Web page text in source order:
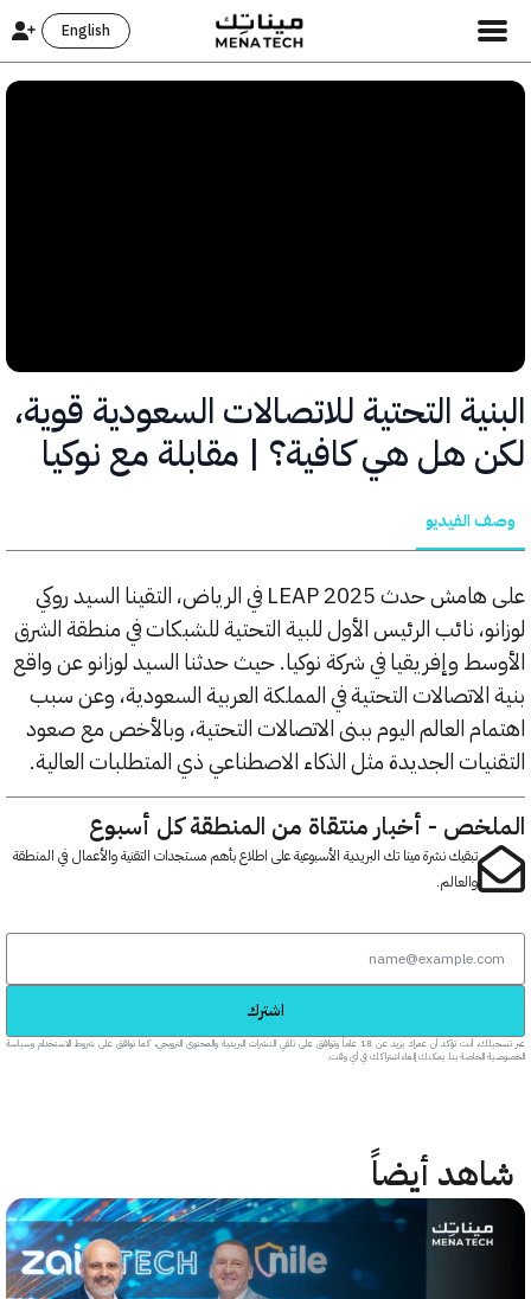
English
التحتية للاتصالات السعودية قوية،
هل هي كافية؟ | مقابلة مع نوكيا
على هامش حدث LEAP 2025 في الرياض، التقينا السيد روكي
نائب الرئيس الأول للبية التحتية للشبكات في منطقة الشرق
وإفريقيا في شركة نوكيا. حيث حدثنا السيد لوزانو عن واقع
التحتية في المملكة العربية السعودية، وعن سبب
العالم اليوم ببنى الاتصالات التحتية، وبالأخص مع صعود
الجديدة مثل الذكاء الاصطناعي ذي المتطلبات العالية.
- أخبار منتقاة من المنطقة كل أسبوع
تبقيك نشرة مينا تك البريدية الأسبوعية على اطلاع بأهم مستجدات التقنية والأعمال في المنطقة
والعالم.
عبر تسجيلك، أنت تؤكد أن عمرك يزيد عن 18 عاماً وتوافق على تلقي النشرات البريدية والمحتوى الترويجي، كما توافق على شروط الاستخدام وسياسة
بنا. يمكنك إلغاء اشتراكك في أي وقت.
أيضاً